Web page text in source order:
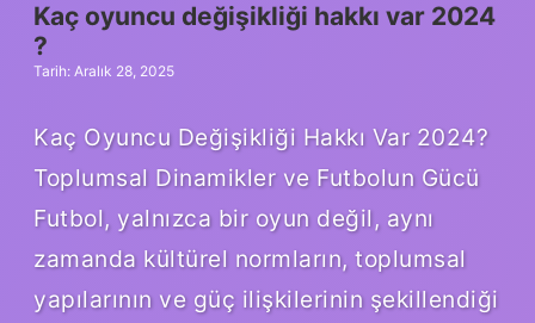
Kaç oyuncu değişikliği hakkı var 2024
?
Tarih: Aralık 28, 2025
Kaç Oyuncu Değişikliği Hakkı Var 2024?
Toplumsal Dinamikler ve Futbolun Gücü
Futbol, yalnızca bir oyun değil, aynı
zamanda kültürel normların, toplumsal
yapılarının ve güç ilişkilerinin şekillendiği